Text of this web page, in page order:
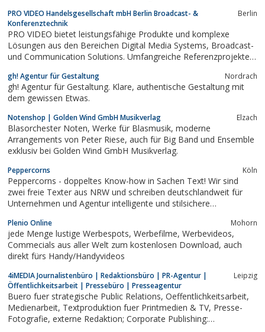
erstellt die Cleverer GmbH Online-Marketing-Kampagnen für
Unternehmen bzw. deren...
PRO VIDEO Handelsgesellschaft mbH Berlin Broadcast- &
Konferenztechnik
Berlin
PRO VIDEO bietet leistungsfähige Produkte und komplexe
Lösungen aus den Bereichen Digital Media Systems, Broadcast-
und Communication Solutions. Umfangreiche Referenzprojekte
Systemhauses.
gh! Agentur für Gestaltung Nordrach
gh! Agentur für Gestaltung. Klare, authentische Gestaltung mit
dem gewissen Etwas.
Notenshop | Golden Wind GmbH Musikverlag Elzach
Blasorchester Noten, Werke für Blasmusik, moderne
Arrangements von Peter Riese, auch für Big Band und Ensemble
exklusiv bei Golden Wind GmbH Musikverlag.
Peppercorns Köln
Peppercorns - doppeltes Know-how in Sachen Text! Wir sind
zwei freie Texter aus NRW und schreiben deutschlandweit für
Unternehmen und Agentur intelligente und stilsichere
Unternehmenstexte (TK, IT, Verlage, Bildung, Finanzen oder
Versicherung. Referenzen,...
Plenio Online Mohorn
jede Menge lustige Werbespots, Werbefilme, Werbevideos,
Commecials aus aller Welt zum kostenlosen Download, auch
direkt fürs Handy/Handyvideos
4iMEDIA Journalistenbüro | Redaktionsbüro | PR-Agentur |
Öffentlichkeitsarbeit | Pressebüro | Presseagentur
Leipzig
Buero fuer strategische Public Relations, Oeffentlichkeitsarbeit,
Medienarbeit, Textproduktion fuer Printmedien & TV, Presse-
Fotografie, externe Redaktion; Corporate Publishing: